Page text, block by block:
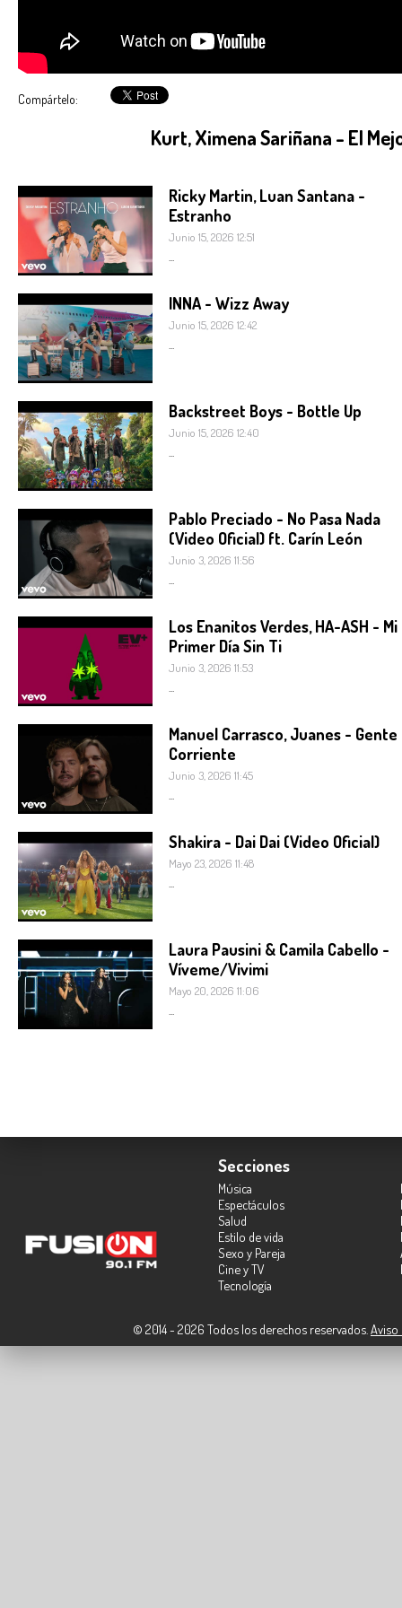
Compártelo:
Kurt, Ximena Sariñana - El
Ricky Martin, Luan Santana -
Estranho
Junio 15, 2026 12:51
INNA - Wizz Away
Junio 15, 2026 12:42
Backstreet Boys - Bottle Up
Junio 15, 2026 12:40
Pablo Preciado - No Pasa Nada
(Video Oficial) ft. Carín León
Junio 3, 2026 11:56
Los Enanitos Verdes, HA-ASH - Mi
Primer Día Sin Ti
Junio 3, 2026 11:53
Manuel Carrasco, Juanes - Gente
Corriente
Junio 3, 2026 11:45
Shakira - Dai Dai (Video Oficial)
Mayo 23, 2026 11:48
Laura Pausini & Camila Cabello -
Víveme/Vivimi
Mayo 20, 2026 11:06
Secciones
Música
Espectáculos
Salud
Estilo de vida
Sexo y Pareja
Cine y TV
Tecnología
© 2014 - 2026 Todos los derechos reservados. Aviso